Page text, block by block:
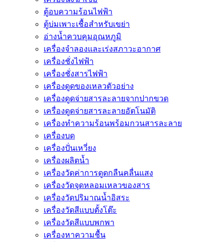
ตู้อบความร้อนไฟฟ้า
ตู้บ่มเพาะเชื้อสำหรับเขย่า
อ่างน้ำควบคุมอุณหภูมิ
เครื่องจำลองและเร่งสภาวะอากาศ
เครื่องชั่งไฟฟ้า
เครื่องชั่งสารไฟฟ้า
เครื่องดูดของเหลวตัวอย่าง
เครื่องดูดจ่ายสารละลายจากปากขวด
เครื่องดูดจ่ายสารละลายอัตโนมัติ
เครื่องทำความร้อนพร้อมกวนสารละลาย
เครื่องบด
เครื่องปั่นเหวี่ยง
เครื่องผลิตน้ำ
เครื่องวัดค่าการดูดกลืนคลื่นแสง
เครื่องวัดจุดหลอมเหลวของสาร
เครื่องวัดปริมาณน้ำอิสระ
เครื่องวัดสีแบบตั้งโต๊ะ
เครื่องวัดสีแบบพกพา
เครื่องหาความชื้น